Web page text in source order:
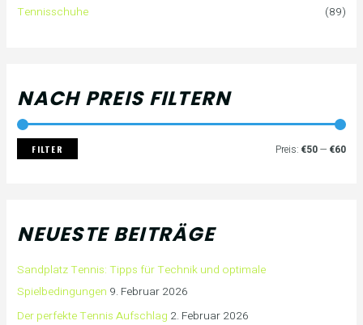
h
Tennisschuhe
(89)
NACH PREIS FILTERN
FILTER Preis: €50— €60
NEUESTE BEITRÄGE
Sandplatz Tennis: Tipps für Technik und optimale
Spielbedingungen 9. Februar 2026
Der perfekte Tennis Aufschlag 2. Februar 2026